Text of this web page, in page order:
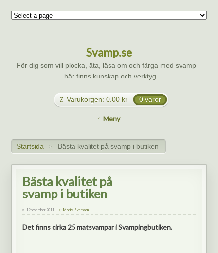
Svamp.se
För dig som vill plocka, äta, läsa om och färga med svamp –
här finns kunskap och verktyg
Varukorgen: 0.00 kr 0 varor
Meny
Startsida > Bästa kvalitet på svamp i butiken
Bästa kvalitet på
svamp i butiken
19 november 2011 Monica Svensson
Det finns cirka 25 matsvampar i Svampingbutiken.